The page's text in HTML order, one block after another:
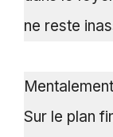
ne reste
Sur le plan